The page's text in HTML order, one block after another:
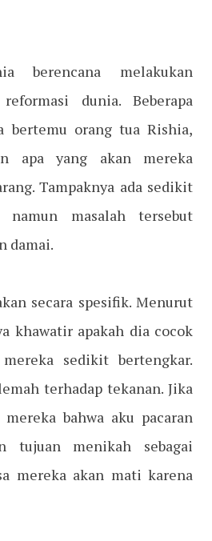
berencana melakukan
dunia. Beberapa
bertemu orang tua Rishia,
apa yang akan mereka
Tampaknya ada sedikit
namun masalah tersebut
damai.
secara spesifik. Menurut
khawatir apakah dia cocok
sedikit bertengkar.
terhadap tekanan. Jika
bahwa aku pacaran
tujuan menikah sebagai
mereka akan mati karena